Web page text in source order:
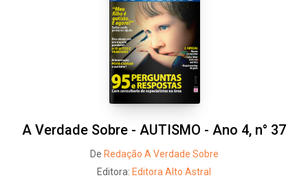
A Verdade Sobre - AUTISMO - Ano 4, n° 37
De Redação A Verdade Sobre
Editora: Editora Alto Astral